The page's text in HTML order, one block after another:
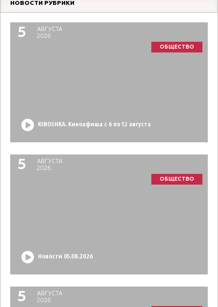
НОВОСТИ РУБРИКИ
5
АВГУСТА
2026
ОБЩЕСТВО
KINOSHKA. Киноафиша с 6 по 12 августа
5
АВГУСТА
2026
ОБЩЕСТВО
Новости 05.08.2026
5
АВГУСТА
2026